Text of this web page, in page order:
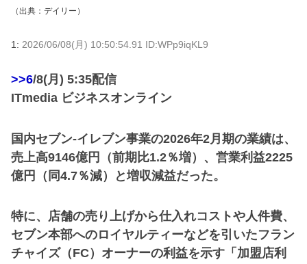
（出典： デイリー ）
1: 2026/06/08(月) 10:50:54.91 ID:WPp9iqKL9
>>6/8(月) 5:35配信
ITmedia ビジネスオンライン
国内セブン‐イレブン事業の2026年2月期の業績は、
売上高9146億円（前期比1.2％増）、営業利益2225
億円（同4.7％減）と増収減益だった。
特に、店舗の売り上げから仕入れコストや人件費、
セブン本部へのロイヤルティーなどを引いたフラン
チャイズ（FC）オーナーの利益を示す「加盟店利